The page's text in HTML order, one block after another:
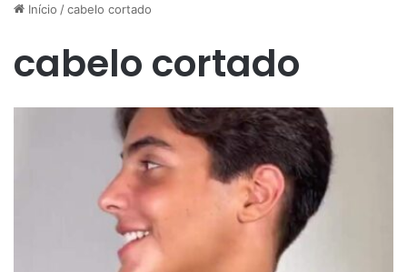
Início /cabelo cortado
cabelo cortado